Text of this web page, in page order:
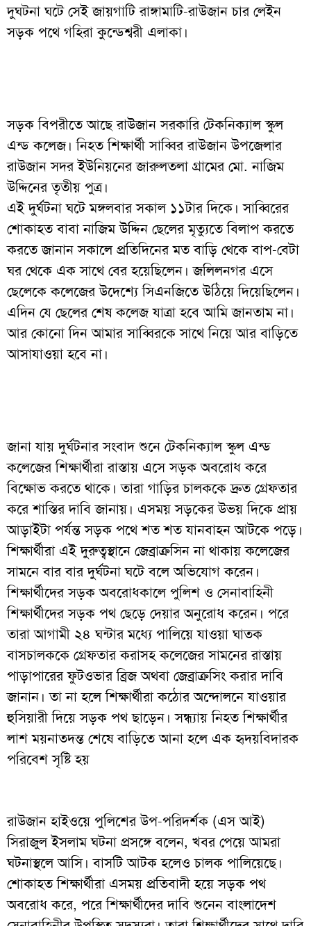
দুঘটনা ঘটে সেই জায়গাটি রাঙ্গামাটি-রাউজান চার লেইন
সড়ক পথে গহিরা কুন্ডেশ্বরী এলাকা।
সড়ক বিপরীতে আছে রাউজান সরকারি টেকনিক্যাল স্কুল
এন্ড কলেজ। নিহত শিক্ষার্থী সাব্বির রাউজান উপজেলার
রাউজান সদর ইউনিয়নের জারুলতলা গ্রামের মো. নাজিম
উদ্দিনের তৃতীয় পুত্র।
এই দুর্ঘটনা ঘটে মঙ্গলবার সকাল ১১টার দিকে। সাব্বিরের
শোকাহত বাবা নাজিম উদ্দিন ছেলের মৃত্যুতে বিলাপ করতে
করতে জানান সকালে প্রতিদিনের মত বাড়ি থেকে বাপ-বেটা
ঘর থেকে এক সাথে বের হয়েছিলেন। জলিলনগর এসে
ছেলেকে কলেজের উদেশ্যে সিএনজিতে উঠিয়ে দিয়েছিলেন।
এদিন যে ছেলের শেষ কলেজ যাত্রা হবে আমি জানতাম না।
আর কোনো দিন আমার সাব্বিরকে সাথে নিয়ে আর বাড়িতে
আসাযাওয়া হবে না।
জানা যায় দুর্ঘটনার সংবাদ শুনে টেকনিক্যাল স্কুল এন্ড
কলেজের শিক্ষার্থীরা রাস্তায় এসে সড়ক অবরোধ করে
বিক্ষোভ করতে থাকে। তারা গাড়ির চালককে দ্রুত গ্রেফতার
করে শাস্তির দাবি জানায়। এসময় সড়কের উভয় দিকে প্রায়
আড়াইটা পর্যন্ত সড়ক পথে শত শত যানবাহন আটকে পড়ে।
শিক্ষার্থীরা এই দুরুত্বস্থানে জেব্রাক্রসিন না থাকায় কলেজের
সামনে বার বার দুর্ঘটনা ঘটে বলে অভিযোগ করেন।
শিক্ষার্থীদের সড়ক অবরোধকালে পুলিশ ও সেনাবাহিনী
শিক্ষার্থীদের সড়ক পথ ছেড়ে দেয়ার অনুরোধ করেন। পরে
তারা আগামী ২৪ ঘন্টার মধ্যে পালিয়ে যাওয়া ঘাতক
বাসচালককে গ্রেফতার করাসহ কলেজের সামনের রাস্তায়
পাড়াপারের ফুটওভার ব্রিজ অথবা জেব্রাক্রসিং করার দাবি
জানান। তা না হলে শিক্ষার্থীরা কঠোর অন্দোলনে যাওয়ার
হুসিয়ারী দিয়ে সড়ক পথ ছাড়েন। সন্ধ্যায় নিহত শিক্ষার্থীর
লাশ ময়নাতদন্ত শেষে বাড়িতে আনা হলে এক হৃদয়বিদারক
পরিবেশ সৃষ্টি হয়
রাউজান হাইওয়ে পুলিশের উপ-পরিদর্শক (এস আই)
সিরাজুল ইসলাম ঘটনা প্রসঙ্গে বলেন, খবর পেয়ে আমরা
ঘটনাস্থলে আসি। বাসটি আটক হলেও চালক পালিয়েছে।
শোকাহত শিক্ষার্থীরা এসময় প্রতিবাদী হয়ে সড়ক পথ
অবরোধ করে, পরে শিক্ষার্থীদের দাবি শুনেন বাংলাদেশ